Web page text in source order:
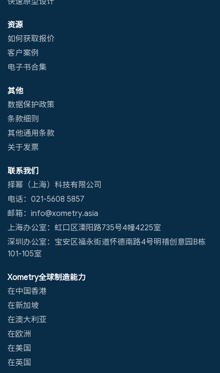
资源
如何获取报价
客户案例
电子书合集
其他
数据保护政策
条款细则
其他通用条款
关于发票
联系我们
择幂（上海）科技有限公司
电话：021-5608 5857
邮箱：info@xometry.asia
上海办公室：虹口区溧阳路735号4幢4225室
深圳办公室：宝安区福永街道怀德南路4号明禧创意园B栋
101-105室
Xometry全球制造能力
在中国香港
在新加坡
在澳大利亚
在欧洲
在美国
在英国